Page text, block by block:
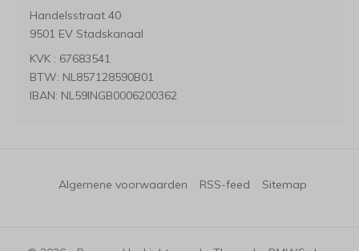
Handelsstraat 40
9501 EV Stadskanaal
KVK : 67683541
BTW: NL857128590B01
IBAN: NL59INGB0006200362
Algemene voorwaarden RSS-feed Sitemap